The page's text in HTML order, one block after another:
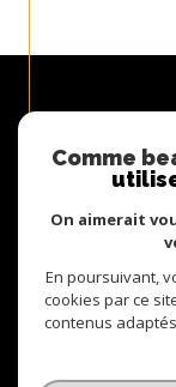
© 2026 | TOUS
NOS
Comme
On aimerait
En poursuivant,
cookies par ce
contenus